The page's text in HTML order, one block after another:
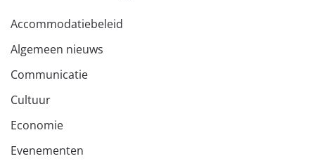
Accommodatiebeleid
Algemeen nieuws
Communicatie
Cultuur
Economie
Evenementen